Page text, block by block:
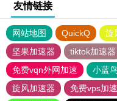
友情链接
网站地图 QuickQ 旋
坚果加速器
tiktok加速器
免费vqn外网加速
小蓝
旋风加速器
免费vps加